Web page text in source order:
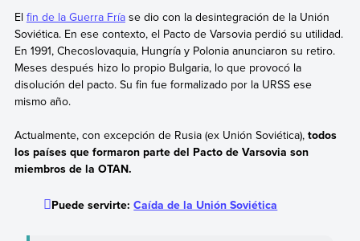
El fin de la Guerra Fríase dio con la desintegración de la Unión
Soviética. En ese contexto, el Pacto de Varsovia perdió su utilidad.
En 1991, Checoslovaquia, Hungría y Polonia anunciaron su retiro.
Meses después hizo lo propio Bulgaria, lo que provocó la
disolución del pacto. Su fin fue formalizado por la URSS ese
mismo año.
Actualmente, con excepción de Rusia (ex Unión Soviética),todos
los países que formaron parte del Pacto de Varsovia son
miembros de la OTAN.
Puede servirte:Caída de la Unión Soviética